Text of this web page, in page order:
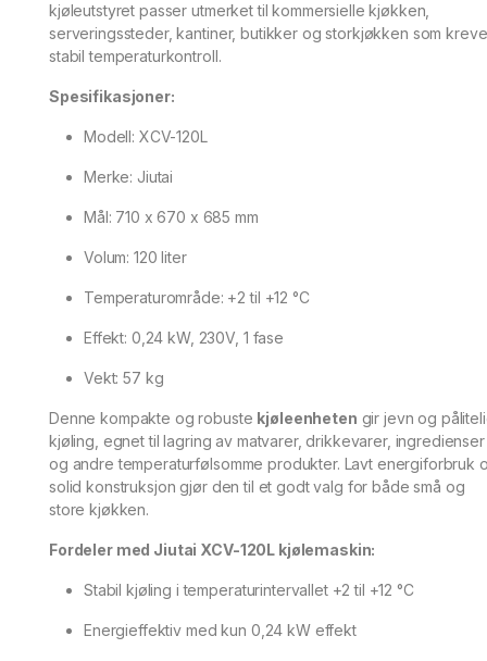
kjøleutstyret passer utmerket til kommersielle kjøkken,
serveringssteder, kantiner, butikker og storkjøkken som
stabil temperaturkontroll.
Spesifikasjoner:
Modell: XCV-120L
Merke: Jiutai
Mål: 710 x 670 x 685 mm
Volum: 120 liter
Temperaturområde: +2 til +12 °C
Effekt: 0,24 kW, 230V, 1 fase
Vekt: 57 kg
Denne kompakte og robuste kjøleenheten gir jevn og
kjøling, egnet til lagring av matvarer, drikkevarer, ingredienser
og andre temperaturfølsomme produkter. Lavt energiforbruk
solid konstruksjon gjør den til et godt valg for både små og
store kjøkken.
Fordeler med Jiutai XCV-120L kjølemaskin:
Stabil kjøling i temperaturintervallet +2 til +12 °C
Energieffektiv med kun 0,24 kW effekt